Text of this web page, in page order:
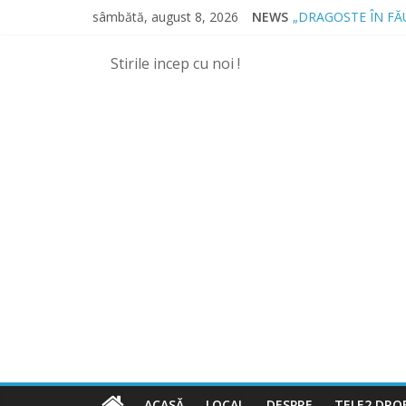
sâmbătă, august 8, 2026 NEWS „DRAGOSTE ÎN
Stirile incep cu noi !